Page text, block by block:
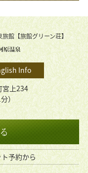
館【旅館グリーン荘】
Info
上234
）
予約から